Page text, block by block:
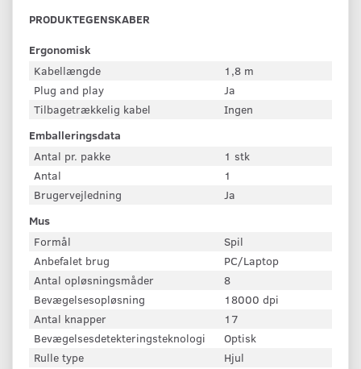
PRODUKTEGENSKABER
Ergonomisk
Kabellængde
1,8 m
Plug and play
Ja
Tilbagetrækkelig kabel
Ingen
Emballeringsdata
Antal pr. pakke
1 stk
Antal
1
Brugervejledning
Ja
Mus
Formål
Spil
Anbefalet brug
PC/Laptop
Antal opløsningsmåder
8
Bevægelsesopløsning
18000 dpi
Antal knapper
17
Bevægelsesdetekteringsteknologi
Optisk
Rulle type
Hjul